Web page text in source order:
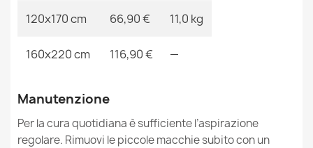
Tappeto MAROC Azteco Etnico grigio Frange berbero
40,90 €
120x170 cm 66,90 € 11,0 kg
160x220 cm 116,90 € —
Manutenzione
Per la cura quotidiana è sufficiente l’aspirazione
regolare. Rimuovi le piccole macchie subito con un